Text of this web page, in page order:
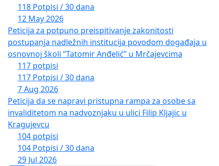
118 Potpisi / 30 dana
12 May 2026
Peticija za potpuno preispitivanje zakonitosti
postupanja nadležnih institucija povodom događaja u
osnovnoj školi “Tatomir Anđelić” u Mrčajevcima
117 potpisi
117 Potpisi / 30 dana
7 Aug 2026
Peticija da se napravi pristupna rampa za osobe sa
invaliditetom na nadvoznjaku u ulici Filip Kljajic u
Kragujevcu
104 potpisi
104 Potpisi / 30 dana
29 Jul 2026